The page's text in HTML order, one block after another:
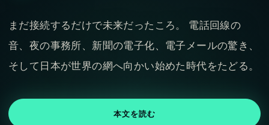
まだ接続するだけで未来だったころ。 電話回線の
音、夜の事務所、新聞の電子化、電子メールの驚き、
そして日本が世界の網へ向かい始めた時代をたどる。
本文を読む